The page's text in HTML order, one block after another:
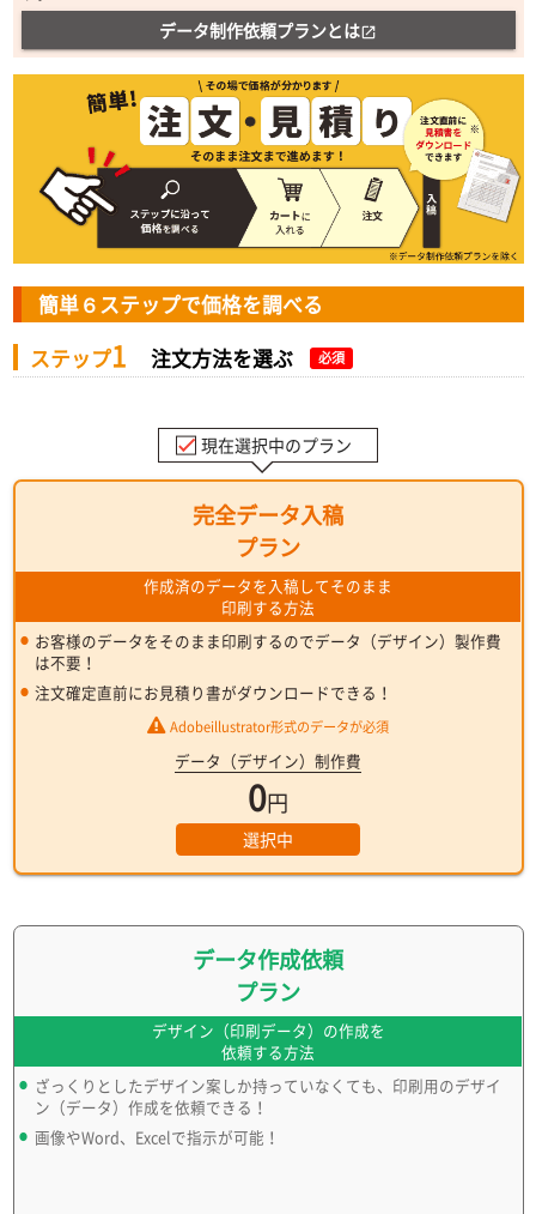
データ制作依頼プランとは open_in_new
簡単６ステップで価格を調べる
ステップ1 注文方法を選ぶ 必須
現在選択中のプラン
完全データ入稿
プラン
作成済のデータを入稿してそのまま
印刷する方法
お客様のデータをそのまま印刷するのでデータ（デザイン）製作費
は不要！
注文確定直前にお見積り書がダウンロードできる！
Adobeillustrator形式のデータが必須
データ（デザイン）制作費
0円
選択中
データ作成依頼
プラン
デザイン（印刷データ）の作成を
依頼する方法
ざっくりとしたデザイン案しか持っていなくても、印刷用のデザイ
ン（データ）作成を依頼できる！
画像やWord、Excelで指示が可能！